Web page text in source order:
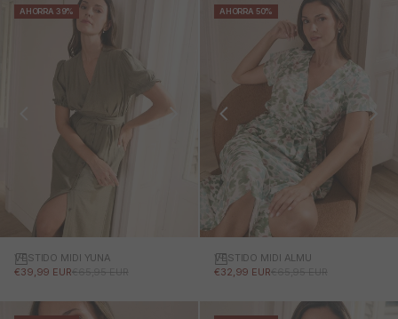
AHORRA 39%
VESTIDO MIDI YUNA
PRECIO DE OFERTA
€39,99 EURPRECIO NORMAL
€65,95 EUR
AHORRA 50%
VESTIDO MIDI ALMU
PRECIO DE OFERTA
€32,99 EURPRECIO NORMAL
€65,95 EUR